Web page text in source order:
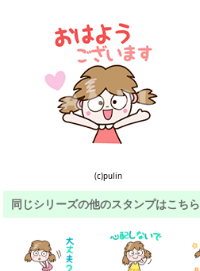
(c)pulin
同じシリーズの他のスタンプはこちら